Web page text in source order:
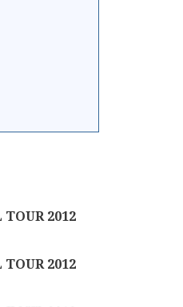
TOUR 2012
TOUR 2012